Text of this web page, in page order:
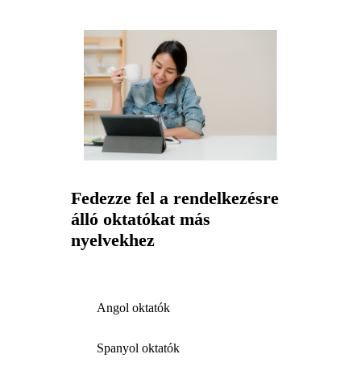
Fedezze fel a rendelkezésre
álló oktatókat más
nyelvekhez
Angol oktatók
Spanyol oktatók